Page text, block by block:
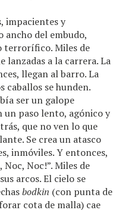
impacientes y
ancho del embudo,
terrorífico. Miles de
lanzadas a la carrera. La
llegan al barro. La
caballos se hunden.
ser un galope
paso lento, agónico y
que no ven lo que
Se crea un atasco
inmóviles. Y entonces,
Noc, Noc!”. Miles de
arcos. El cielo se
bodkin (con punta de
cota de malla) cae